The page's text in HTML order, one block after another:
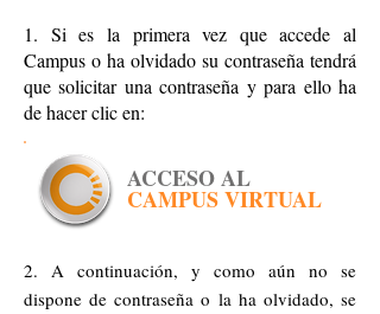
1. Si es la primera vez que accede al
Campus o ha olvidado su contraseña tendrá
que solicitar una contraseña y para ello ha
de hacer clic en:
ACCESO AL
CAMPUS VIRTUAL
2. A continuación, y como aún no se
dispone de contraseña o la ha olvidado, se